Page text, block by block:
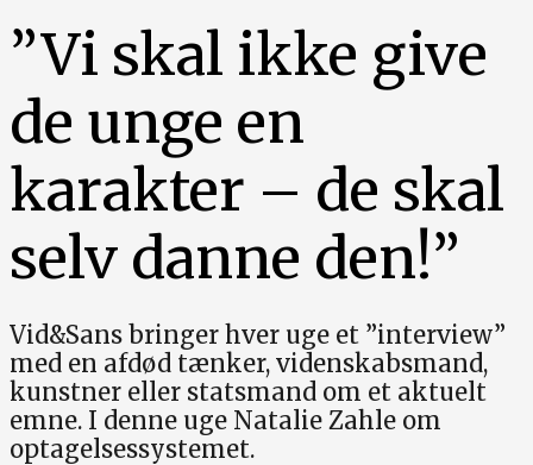
”Vi skal ikke give
de unge en
karakter – de skal
selv danne den!”
Vid&Sans bringer hver uge et ”interview”
med en afdød tænker, videnskabsmand,
kunstner eller statsmand om et aktuelt
emne. I denne uge Natalie Zahle om
optagelsessystemet.